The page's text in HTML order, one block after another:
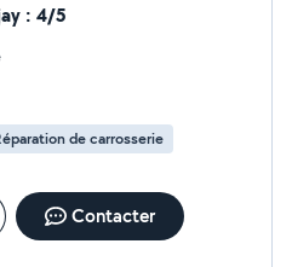
: 4/5
de carrosserie
Contacter